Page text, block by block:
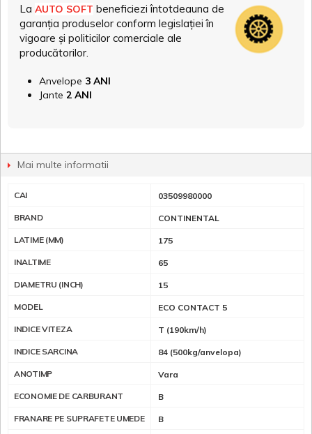
La AUTO SOFT beneficiezi întotdeauna de
garanția produselor conform legislației în
vigoare și politicilor comerciale ale
producătorilor.
Anvelope 3 ANI
Jante 2 ANI
Mai multe informatii
CAI 03509980000
BRAND CONTINENTAL
LATIME (MM) 175
INALTIME 65
DIAMETRU (INCH) 15
MODEL ECO CONTACT 5
INDICE VITEZA T (190km/h)
INDICE SARCINA 84 (500kg/anvelopa)
ANOTIMP Vara
ECONOMIE DE CARBURANT B
FRANARE PE SUPRAFETE UMEDE B